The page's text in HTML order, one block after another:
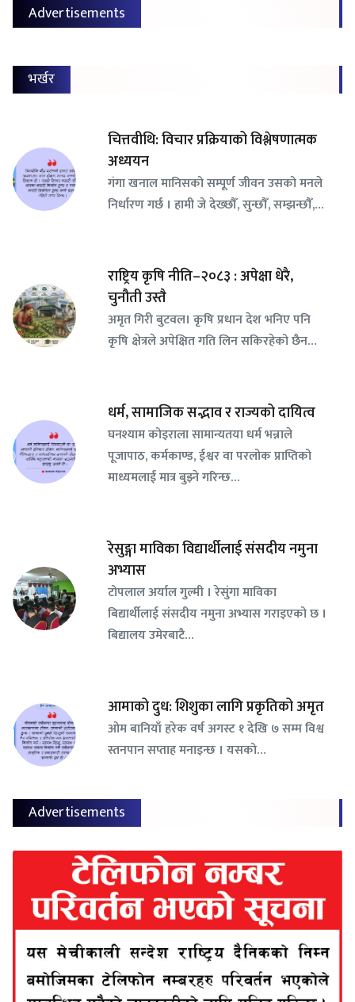
Advertisements
भर्खर
चित्तवीथि: विचार प्रक्रियाको विश्लेषणात्मक
अध्ययन
गंगा खनाल मानिसको सम्पूर्ण जीवन उसको मनले
निर्धारण गर्छ । हामी जे देख्छौँ, सुन्छौँ, सम्झन्छौँ,…
राष्ट्रिय कृषि नीति–२०८३ : अपेक्षा धेरै,
चुनौती उस्तै
अमृत गिरी बुटवल। कृषि प्रधान देश भनिए पनि
कृषि क्षेत्रले अपेक्षित गति लिन सकिरहेको छैन…
धर्म, सामाजिक सद्भाव र राज्यको दायित्व
घनश्याम कोइराला सामान्यतया धर्म भन्नाले
पूजापाठ, कर्मकाण्ड, ईश्वर वा परलोक प्राप्तिको
माध्यमलाई मात्र बुझ्ने गरिन्छ…
रेसुङ्गा माविका विद्यार्थीलाई संसदीय नमुना
अभ्यास
टोपलाल अर्याल गुल्मी । रेसुंगा माविका
बिद्यार्थीलाई संसदीय नमुना अभ्यास गराइएको छ ।
बिद्यालय उमेरबाटै…
आमाको दुध: शिशुका लागि प्रकृतिको अमृत
ओम बानियाँ हरेक वर्ष अगस्ट १ देखि ७ सम्म विश्व
स्तनपान सप्ताह मनाइन्छ । यसको…
Advertisements